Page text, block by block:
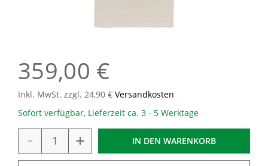
359,00 €
Inkl. MwSt. zzgl. 24,90 € Versandkosten
Sofort verfügbar, Lieferzeit ca. 3 - 5 Werktage
- + IN DEN WARENKORB